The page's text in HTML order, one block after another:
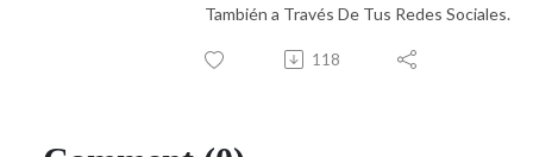
También a Través De Tus Redes Sociales.
118